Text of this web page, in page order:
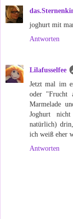
joghurt mit
Antworten
Lilafusselfee
Jetzt mal im
oder "Frucht
Marmelade
Joghurt
natürlich)
ich weiß eher
Antworten